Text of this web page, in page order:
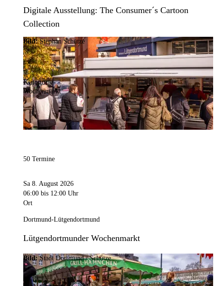
Digitale Ausstellung: The Consumer´s Cartoon
Collection
Bild:Stephan Schütze
Kategorie
Wochenmarkt
50 Termine
Sa 8. August 2026
06:00 bis 12:00 Uhr
Ort
Dortmund-Lütgendortmund
Lütgendortmunder Wochenmarkt
Bild:Stadt Dortmund / Schütze